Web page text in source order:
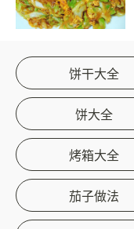
饼干大全
饼大全
烤箱大全
茄子做法